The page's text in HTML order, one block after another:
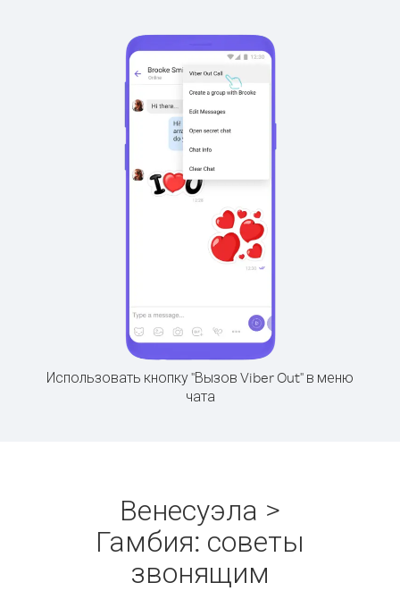
Использовать кнопку "Вызов Viber Out" в меню
чата
Венесуэла >
Гамбия: советы
звонящим